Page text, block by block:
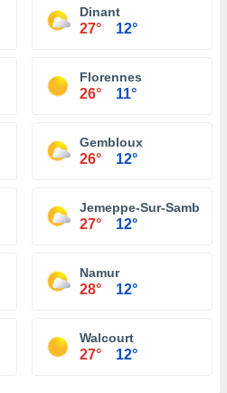
Dinant
27° 12°
Florennes
26° 11°
Gembloux
26° 12°
Jemeppe-Sur-Sambre
27° 12°
Namur
28° 12°
Walcourt
27° 12°